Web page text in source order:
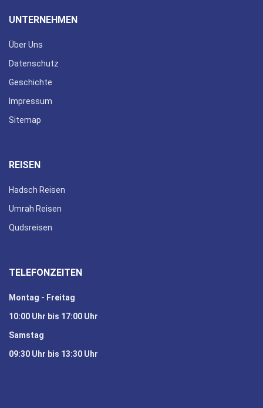
UNTERNEHMEN
Über Uns
Datenschutz
Geschichte
Impressum
Sitemap
REISEN
Hadsch Reisen
Umrah Reisen
Qudsreisen
TELEFONZEITEN
Montag - Freitag
10:00 Uhr bis 17:00 Uhr
Samstag
09:30 Uhr bis 13:30 Uhr